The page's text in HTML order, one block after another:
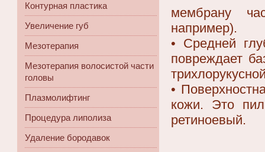
Контурная пластика
Увеличение губ
Мезотерапия
Мезотерапия волосистой части
головы
Плазмолифтинг
Процедура липолиза
Удаление бородавок
мембрану
например).
• Средней
повреждает
•
кожи. Это
ретиноевый.